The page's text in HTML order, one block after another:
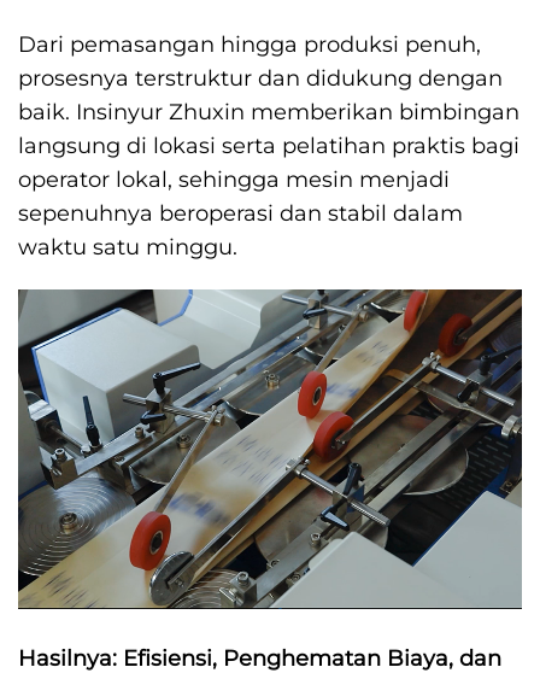
Dari pemasangan hingga produksi penuh,
prosesnya terstruktur dan didukung dengan
baik. Insinyur Zhuxin memberikan bimbingan
langsung di lokasi serta pelatihan praktis bagi
operator lokal, sehingga mesin menjadi
sepenuhnya beroperasi dan stabil dalam
waktu satu minggu.
Hasilnya: Efisiensi, Penghematan Biaya, dan